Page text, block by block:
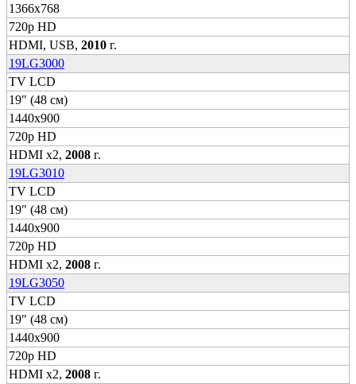
1366x768
720p HD
HDMI, USB, 2010 г.
19LG3000
TV LCD
19" (48 см)
1440x900
720p HD
HDMI x2, 2008 г.
19LG3010
TV LCD
19" (48 см)
1440x900
720p HD
HDMI x2, 2008 г.
19LG3050
TV LCD
19" (48 см)
1440x900
720p HD
HDMI x2, 2008 г.